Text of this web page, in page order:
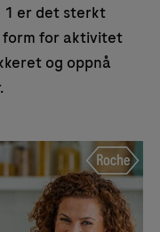
1 er det sterkt
for aktivitet
og oppnå